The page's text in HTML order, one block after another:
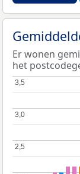
Er wonen
het
2,5
2,5
3,0
3,0
3,5
3,5